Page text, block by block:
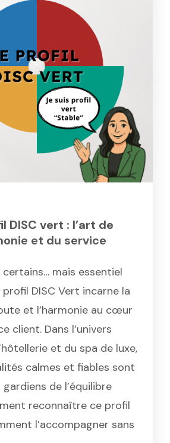
DISC vert : l’art de
et du service
certains… mais essentiel
DISC Vert incarne la
et l’harmonie au cœur
client. Dans l’univers
et du spa de luxe,
calmes et fiables sont
de l’équilibre
reconnaître ce profil
l’accompagner sans